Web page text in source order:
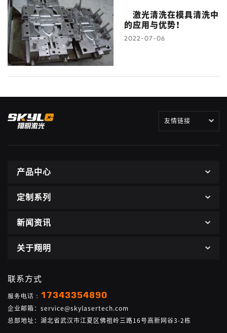
激光清洗在模具清洗中
的应用与优势！
2022-07-06
友情链接
产品中心
定制系列
新闻资讯
关于翔明
联系方式
服务电话： 17343354890
企业邮箱：service@skylasertech.com
总部地址：湖北省武汉市江夏区佛祖岭三路16号高新网谷3-2栋